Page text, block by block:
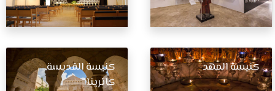
كنيسة المهد
كنيسة القديسة
كاترينا